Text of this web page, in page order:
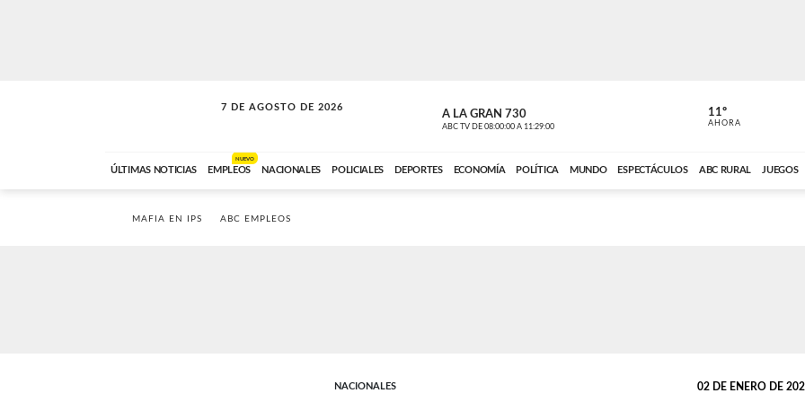
7 DE AGOSTO DE 2026
LA INCONDICIONAL A LA GRAN 730
ABC TV DE 08:00:00 A 11:29:00 ABC CARDINAL
11º
AHORA
ÚLTIMAS NOTICIAS EMPLEOS
NUEVO
NACIONALES POLICIALES DEPORTES ECONOMÍA POLÍTICA MUNDO ESPECTÁCULOS ABC RURAL JUEGOS
MAFIA EN IPS ABC EMPLEOS
NACIONALES 02 DE ENERO DE